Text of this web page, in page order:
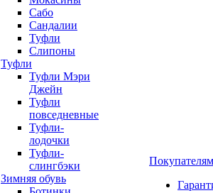
Сабо
Сандалии
Туфли
Слипоны
Туфли
Туфли Мэри
Джейн
Туфли
повседневные
Туфли-
лодочки
Туфли-
слингбэки
Зимняя обувь
Покупателям